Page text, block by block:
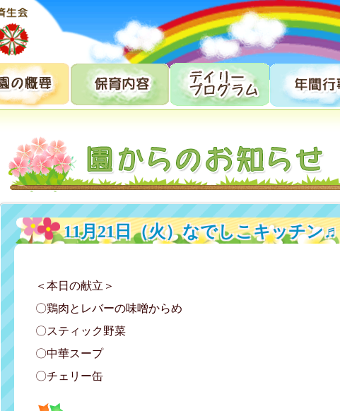
11月21日（火）なでしこキッチン♬
＜本日の献立＞
〇鶏肉とレバーの味噌からめ
〇スティック野菜
〇中華スープ
〇チェリー缶